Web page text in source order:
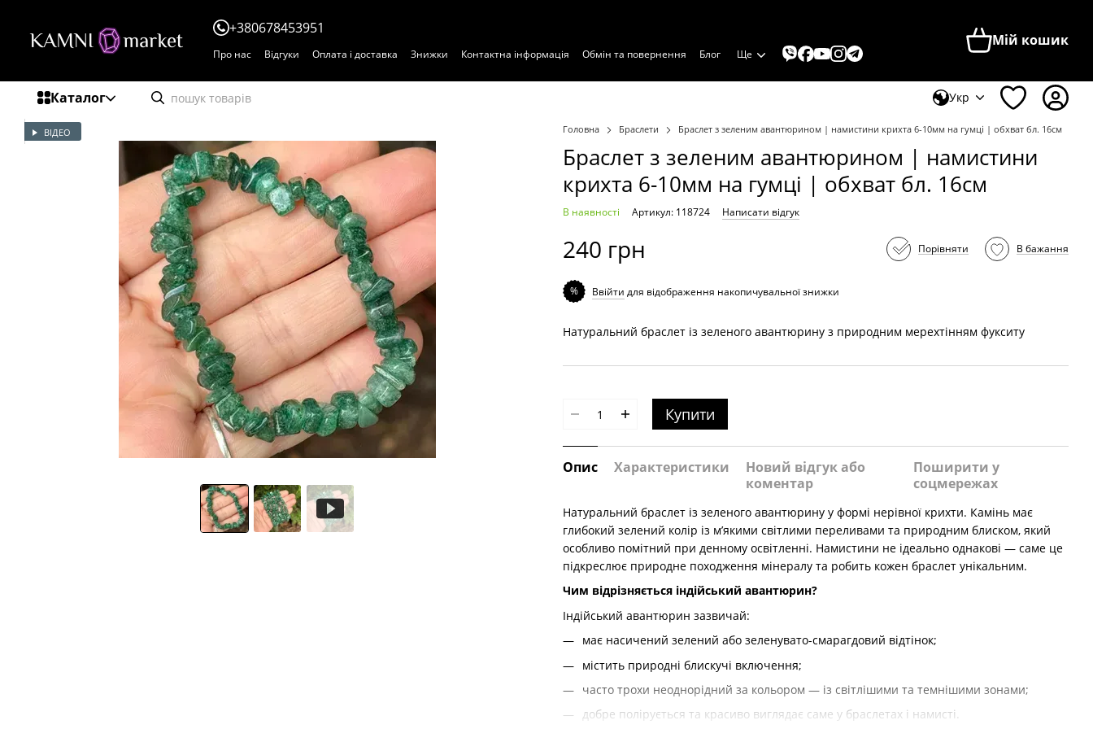
+380678453951
Про нас Відгуки Оплата і доставка Знижки Контактна інформація Обмін та повернення Блог Ще
Мій кошик
Каталог Укр
ВІДЕО Головна Браслети Браслет з зеленим авантюрином | намистини крихта 6-10мм на гумці | обхват бл. 16см
Браслет з зеленим авантюрином | намистини
крихта 6-10мм на гумці | обхват бл. 16см
В наявності Артикул: 118724 Написати відгук
240 грн Порівняти В бажання
% Ввійти для відображення накопичувальної знижки
Натуральний браслет із зеленого авантюрину з природним мерехтінням фукситу
Купити
Опис Характеристики
Новий відгук або
коментар
Поширити у
соцмережах
Натуральний браслет із зеленого авантюрину у формі нерівної крихти. Камінь має
глибокий зелений колір із м’якими світлими переливами та природним блиском, який
особливо помітний при денному освітленні. Намистини не ідеально однакові — саме це
підкреслює природне походження мінералу та робить кожен браслет унікальним.
Чим відрізняється індійський авантюрин?
Індійський авантюрин зазвичай:
має насичений зелений або зеленувато-смарагдовий відтінок;
містить природні блискучі включення;
часто трохи неоднорідний за кольором — із світлішими та темнішими зонами;
добре полірується та красиво виглядає саме у браслетах і намисті.